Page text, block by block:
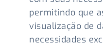
permitindo que
visualização de
necessidades